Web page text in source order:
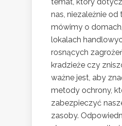
nas, niezależnie od
mówimy o
lokalach
rosnących
kradzieże czy
ważne jest, aby
metody ochrony,
zabezpieczyć
zasoby.